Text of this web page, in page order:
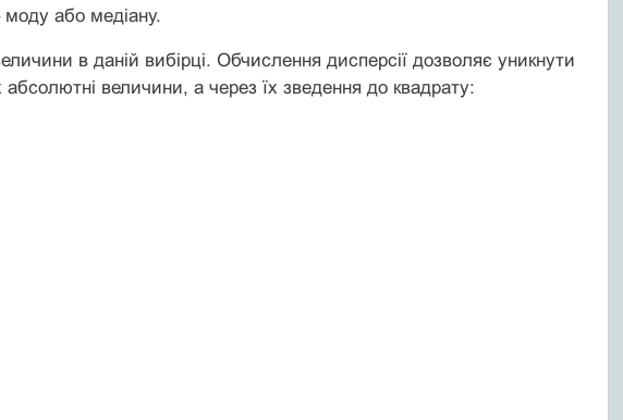
моду або медіану.
в даній вибірці. Обчислення дисперсії дозволяє уникнути
абсолютні величини, а через їх зведення до квадрату: